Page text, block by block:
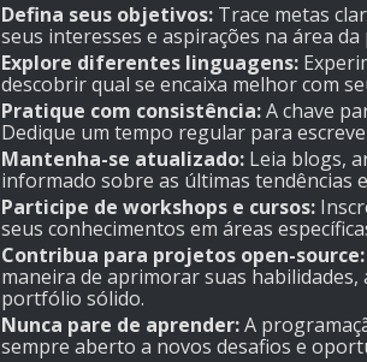
Defina seus objetivos: Trace metas
seus interesses e aspirações na área
Explore diferentes linguagens:
descobrir qual se encaixa melhor com
Pratique com consistência:A chave
Dedique um tempo regular para
Mantenha-se atualizado: Leia blogs,
informado sobre as últimas tendências
Participe de workshops e cursos:
seus conhecimentos em áreas
Contribua para projetos open-source:
maneira de aprimorar suas
portfólio sólido.
Nunca pare de aprender:A
sempre aberto a novos desafios e